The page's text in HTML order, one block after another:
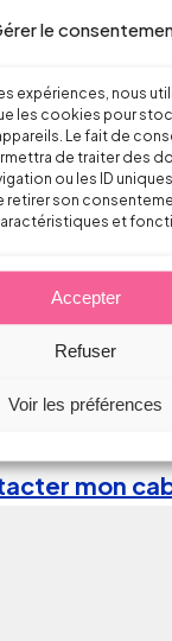
le
expériences, nous
les cookies pour
Le fait de
de traiter des
ou les ID
retirer son
et
Accepter
Refuser
Voir les préférences
l'article
Bordeaux
mon